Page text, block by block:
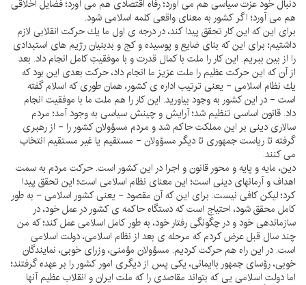
دنبال خود عزت سياسى هم مى آورد؛ رفاه اقتصادى هم مى آورد؛ فضايل اخلاقى
هم مى آورد؛ اگر كشور به معناى واقعى كلمه اسلامى شود.
براى اين كه اين كار تحقق پيدا كند، در درجه ى اول ما يك حركت انقلابى لازم
داشتيم؛ براى اين كه بناى ضايع و پوسيده و كج و بدبنيان رژيم هاى استبدادى
را از بين ببريم. اين كار را ملت با كمال قدرت و با موفقيتِ كامل انجام داد. بعد
از آن كه اين حركت عظيم را ملت عزيز ما انجام داد، حركت بعدى اين بود كه
يك نظام اسلامى - يعنى ترتيب اداره ى كشور، همان طورى كه اسلام گفته
است - در اين كشور به وجود بياوريد. اين كار را هم ملت ما با موفقيت انجام
داد. قانون اساسى تنظيم شد؛ آرايش و چينش سياسى به وجود آمد؛ مردم
سالارى دينى بر اين مملكت حاكم شد و مردم مسؤولان كشور را - از رهبرى
گرفته تا رياست جمهورى تا ديگر مسؤولان - مستقيم يا غير مستقيم انتخاب
مى كنند.
دين، مايه و پايه و محور قانون و اجرا در اين كشور است. حركت مردم به سمت
اهداف و آرمانهاى دينى است؛ اين معناى نظام اسلامى است؛ اين تحقق پيدا
كرد؛ ليكن كافى نيست. براى اين كه آن مقصود - يعنى كشور اسلامى - به طور
كامل محقق شود، احتياج است كه دستگاه حاكمه ى كشور در عمل خود، در
سازماندهى خود و در چگونگى رفتار خود، به طور كامل اسلامى عمل كند؛ كه من
چند سال قبل عرض كردم كه مرحله ى بعد از نظام اسلامى، دولت اسلامى
است. در اين راه هم حركت كرديم. مسؤولان مؤمنى، وزراى خوبى، نمايندگان
خوبى، رؤساى جمهور باايمانى، يكى پس از ديگرى امور كشور را بر عهده گرفتند؛
اما دولت اسلامى يى كه بتواند مقاصدى را كه ملت ايران و انقلاب عظيم آنها